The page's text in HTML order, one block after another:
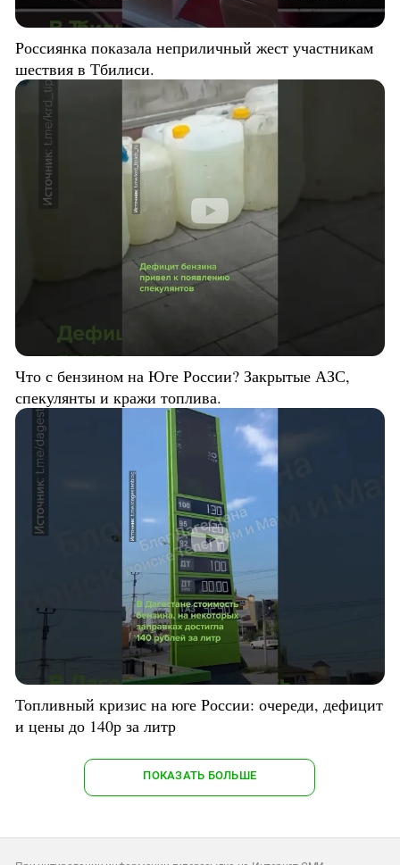
Россиянка показала неприличный жест участникам
шествия в Тбилиси.
Что с бензином на Юге России? Закрытые АЗС,
спекулянты и кражи топлива.
Топливный кризис на юге России: очереди, дефицит
и цены до 140р за литр
ПОКАЗАТЬ БОЛЬШЕ